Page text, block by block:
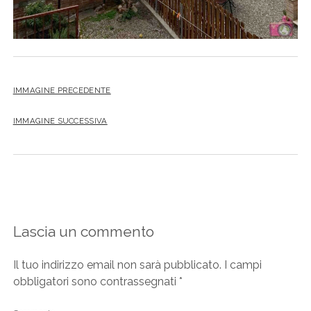
IMMAGINE PRECEDENTE
IMMAGINE SUCCESSIVA
Lascia un commento
Il tuo indirizzo email non sarà pubblicato.
I campi
obbligatori sono contrassegnati *